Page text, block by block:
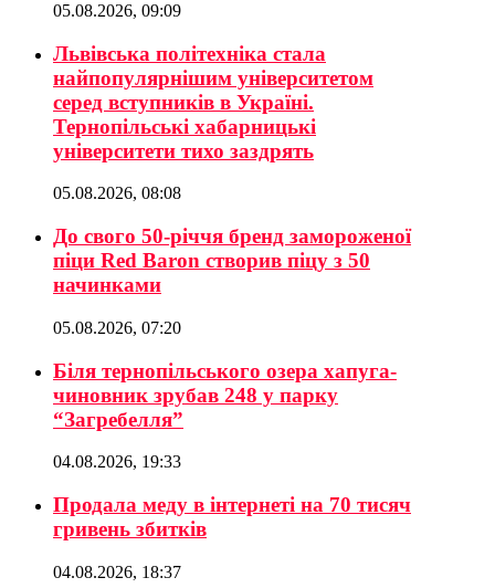
05.08.2026, 09:09
Львівська політехніка стала
найпопулярнішим університетом
серед вступників в Україні.
Тернопільські хабарницькі
університети тихо заздрять
05.08.2026, 08:08
До свого 50-річчя бренд замороженої
піци Red Baron створив піцу з 50
начинками
05.08.2026, 07:20
Біля тернопільського озера хапуга-
чиновник зрубав 248 у парку
“Загребелля”
04.08.2026, 19:33
Продала меду в інтернеті на 70 тисяч
гривень збитків
04.08.2026, 18:37